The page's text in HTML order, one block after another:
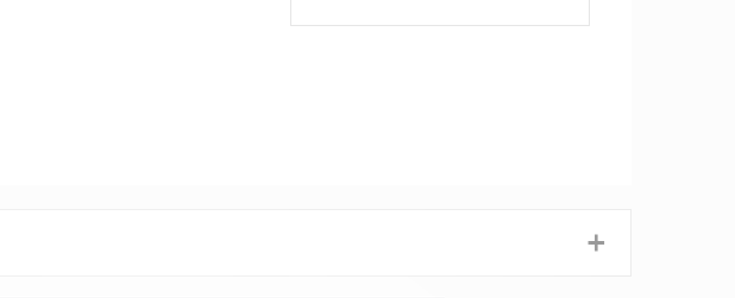
+